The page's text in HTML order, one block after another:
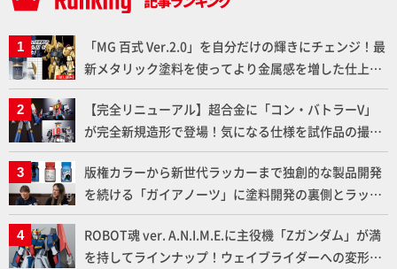
「MG 百式 Ver.2.0」を自分だけの輝きにチェンジ！最
新メタリック塗料を使ってより金属感を増した仕上が
りに!!【試し読み】
【完全リニューアル】超合金に「コン・バトラーV」
が完全新規造形で登場！気になる仕様を試作品の撮り
下ろしでご紹介!!さらに「大鉄人17」＆「ワンエイ
ト」セット情報もお届け！【超合金の魂】
版権カラーから新世代ラッカーまで独創的な製品開発
を続ける「ガイアノーツ」に塗料開発の裏側とラッカ
ー塗料の未来についてインタビュー！
ROBOT魂 ver. A.N.I.M.E.に主役機「Zガンダム」が満
を持してラインナップ！ウェイブライダーへの変形、